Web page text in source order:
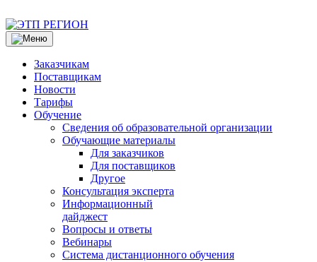
Заказчикам
Поставщикам
Новости
Тарифы
Обучение
Сведения об образовательной организации
Обучающие материалы
Для заказчиков
Для поставщиков
Другое
Консультация эксперта
Информационный
дайджест
Вопросы и ответы
Вебинары
Система дистанционного обучения